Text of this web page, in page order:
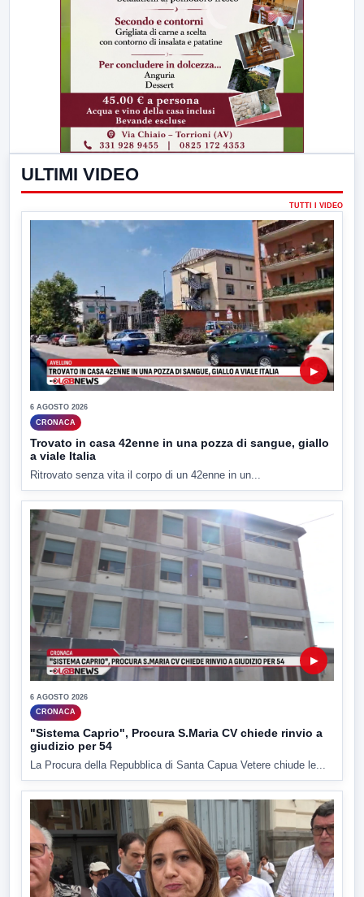
ULTIMI VIDEO
TUTTI I VIDEO
▶
6 AGOSTO 2026
CRONACA
Trovato in casa 42enne in una pozza di sangue, giallo
a viale Italia
Ritrovato senza vita il corpo di un 42enne in un...
▶
6 AGOSTO 2026
CRONACA
"Sistema Caprio", Procura S.Maria CV chiede rinvio a
giudizio per 54
La Procura della Repubblica di Santa Capua Vetere chiude le...